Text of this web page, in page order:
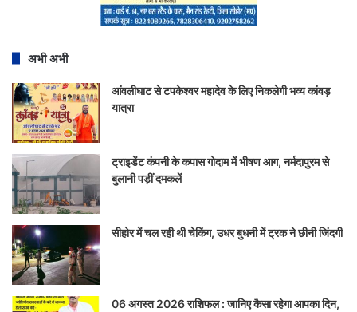
अभी अभी
आंवलीघाट से टपकेश्वर महादेव के लिए निकलेगी भव्य कांवड़
यात्रा
ट्राइडेंट कंपनी के कपास गोदाम में भीषण आग, नर्मदापुरम से
बुलानी पड़ीं दमकलें
सीहोर में चल रही थी चेकिंग, उधर बुधनी में ट्रक ने छीनी जिंदगी
06 अगस्त 2026 राशिफल : जानिए कैसा रहेगा आपका दिन,